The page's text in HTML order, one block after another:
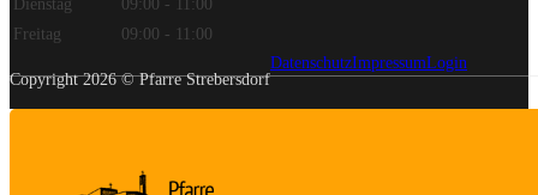
Freitag
09:00 - 11:00
Copyright 2026 © Pfarre Strebersdorf
DatenschutzImpressumLogin